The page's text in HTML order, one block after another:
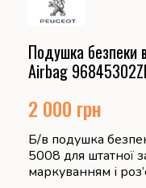
Подушка безпеки
Airbag
2 000 грн
Б/в подушка
5008 для штатної
маркуванням і